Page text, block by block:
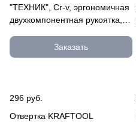
"ТЕХНИК", Cr-v, эргономичная
двухкомпонентная рукоятка,
Заказать
296 руб.
Отвертка KRAFTOOL